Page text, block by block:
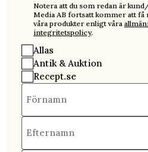
Notera att du som redan är
Media AB fortsatt kommer att
våra produkter enligt våra
integritetspolicy.
Allas
Antik & Auktion
Recept.se
Förnamn
Efternamn